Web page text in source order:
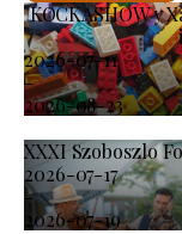
KOCKASHOW у
2026-07-11
-
2026-08-23
XXXI Szoboszlo
2026-07-17
-
2026-07-19